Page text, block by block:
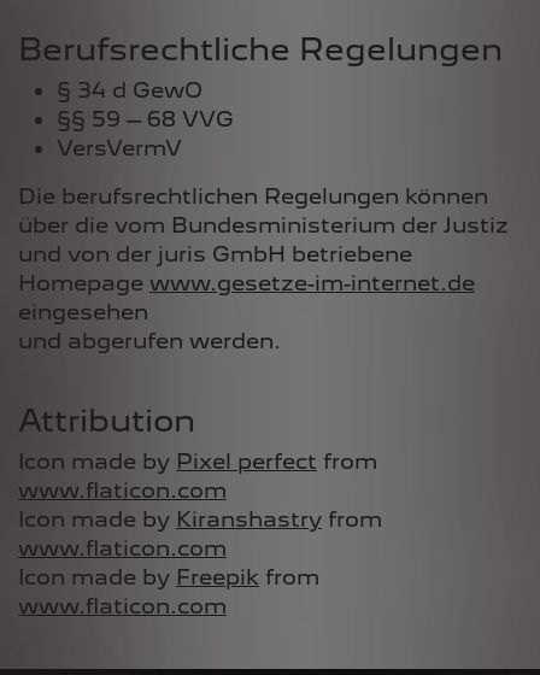
Berufsrechtliche Regelungen
§ 34 d GewO
§§ 59 – 68 VVG
VersVermV
Die berufsrechtlichen Regelungen können
über die vom Bundesministerium der Justiz
und von der juris GmbH betriebene
Homepage www.gesetze-im-internet.de
eingesehen
und abgerufen werden.
Attribution
Icon made by Pixel perfect from
www.flaticon.com
Icon made by Kiranshastry from
www.flaticon.com
Icon made by Freepik from
www.flaticon.com